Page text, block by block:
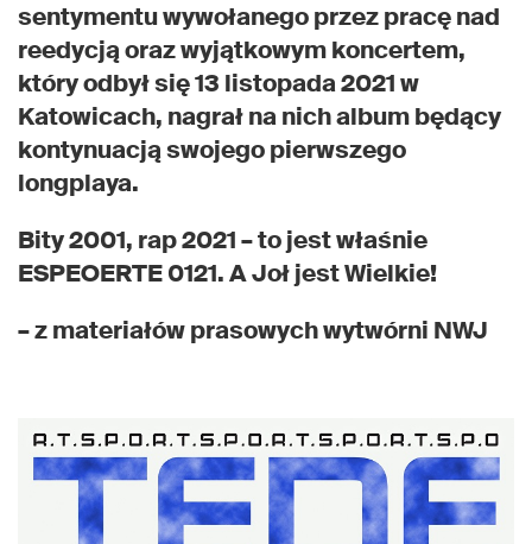
sentymentu wywołanego przez pracę nad
reedycją oraz wyjątkowym koncertem,
który odbył się 13 listopada 2021 w
Katowicach, nagrał na nich album będący
kontynuacją swojego pierwszego
longplaya.
Bity 2001, rap 2021 – to jest właśnie
ESPEOERTE 0121. A Joł jest Wielkie!
– z materiałów prasowych wytwórni NWJ